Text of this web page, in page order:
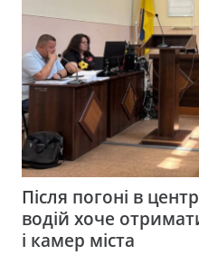
Після погоні в
водій хоче
і камер міста